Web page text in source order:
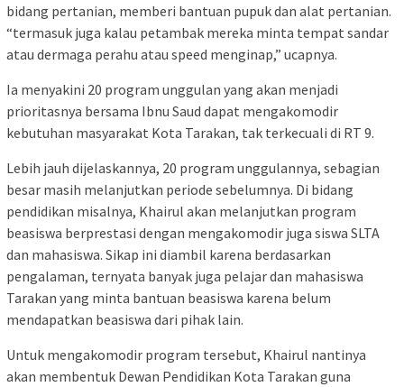
bidang pertanian, memberi bantuan pupuk dan alat pertanian.
“termasuk juga kalau petambak mereka minta tempat sandar
atau dermaga perahu atau speed menginap,” ucapnya.
Ia menyakini 20 program unggulan yang akan menjadi
prioritasnya bersama Ibnu Saud dapat mengakomodir
kebutuhan masyarakat Kota Tarakan, tak terkecuali di RT 9.
Lebih jauh dijelaskannya, 20 program unggulannya, sebagian
besar masih melanjutkan periode sebelumnya. Di bidang
pendidikan misalnya, Khairul akan melanjutkan program
beasiswa berprestasi dengan mengakomodir juga siswa SLTA
dan mahasiswa. Sikap ini diambil karena berdasarkan
pengalaman, ternyata banyak juga pelajar dan mahasiswa
Tarakan yang minta bantuan beasiswa karena belum
mendapatkan beasiswa dari pihak lain.
Untuk mengakomodir program tersebut, Khairul nantinya
akan membentuk Dewan Pendidikan Kota Tarakan guna